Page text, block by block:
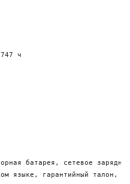
ч
батарея, сетевое
языке, гарантийный талон,